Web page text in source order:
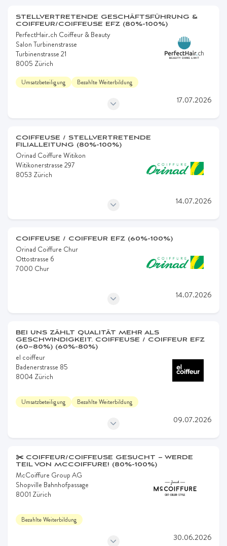
STELLVERTRETENDE GESCHÄFTSFÜHRUNG &
COIFFEUR/COIFFEUSE EFZ (80%-100%)
PerfectHair.ch Coiffeur & Beauty
Salon Turbinenstrasse
Turbinenstrasse 21
8005 Zürich
Umsatzbeteiligung Bezahlte Weiterbildung
17.07.2026
COIFFEUSE / STELLVERTRETENDE
FILIALLEITUNG (80%-100%)
Orinad Coiffure Witikon
Witikonerstrasse 297
8053 Zürich
14.07.2026
COIFFEUSE / COIFFEUR EFZ (60%-100%)
Orinad Coiffure Chur
Ottostrasse 6
7000 Chur
14.07.2026
BEI UNS ZÄHLT QUALITÄT MEHR ALS
GESCHWINDIGKEIT. COIFFEUSE / COIFFEUR EFZ
(60–80%) (60%-80%)
el coiffeur
Badenerstrasse 85
8004 Zürich
Umsatzbeteiligung Bezahlte Weiterbildung
09.07.2026
✂️ COIFFEUR/COIFFEUSE GESUCHT – WERDE
TEIL VON MCCOIFFURE! (80%-100%)
McCoiffure Group AG
Shopville Bahnhofpassage
8001 Zürich
Bezahlte Weiterbildung
30.06.2026